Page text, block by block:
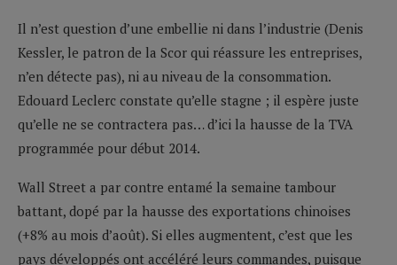
Il n’est question d’une embellie ni dans l’industrie (Denis
Kessler, le patron de la Scor qui réassure les entreprises,
n’en détecte pas), ni au niveau de la consommation.
Edouard Leclerc constate qu’elle stagne ; il espère juste
qu’elle ne se contractera pas… d’ici la hausse de la TVA
programmée pour début 2014.
Wall Street a par contre entamé la semaine tambour
battant, dopé par la hausse des exportations chinoises
(+8% au mois d’août). Si elles augmentent, c’est que les
pays développés ont accéléré leurs commandes, puisque